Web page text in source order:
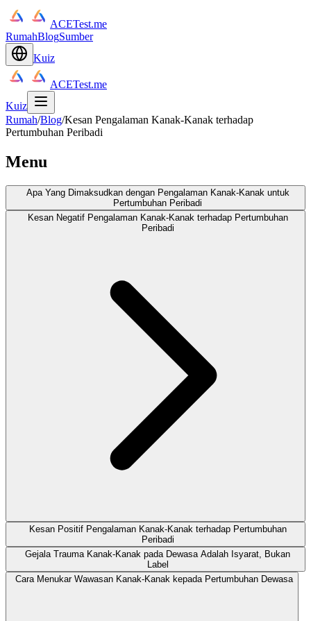
ACETest.me
RumahBlogSumber
Kuiz
ACETest.me
Kuiz
Rumah/Blog/Kesan Pengalaman Kanak-Kanak terhadap
Pertumbuhan Peribadi
Menu
Apa Yang Dimaksudkan dengan Pengalaman Kanak-Kanak untuk
Pertumbuhan Peribadi
Kesan Negatif Pengalaman Kanak-Kanak terhadap Pertumbuhan
Peribadi
Kesan Positif Pengalaman Kanak-Kanak terhadap Pertumbuhan
Peribadi
Gejala Trauma Kanak-Kanak pada Dewasa Adalah Isyarat, Bukan
Label
Cara Menukar Wawasan Kanak-Kanak kepada Pertumbuhan Dewasa